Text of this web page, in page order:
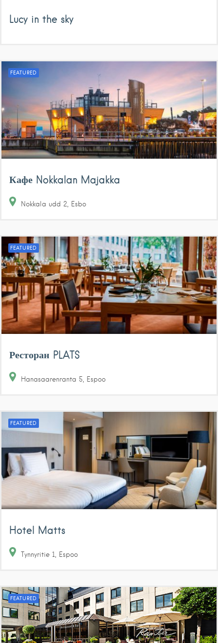
Lucy in the sky
FEATURED
Кафе Nokkalan Majakka
Nokkala udd 2 Esbo
FEATURED
Ресторан PLATS
Hanasaarenranta 5 Espoo
FEATURED
Hotel Matts
Tynnyritie 1 Espoo
FEATURED